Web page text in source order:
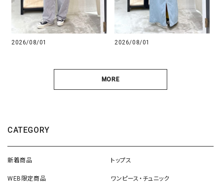
2026/08/01 2026/08/01
MORE
CATEGORY
新着商品
WEB限定商品
トップス
ワンピース・チュニック